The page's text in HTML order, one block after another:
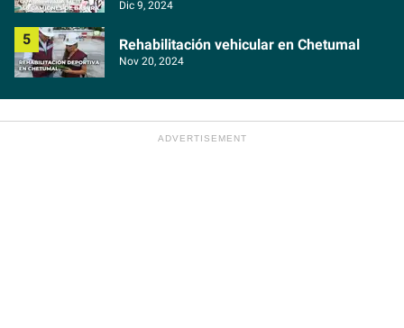
Dic 9, 2024
Rehabilitación vehicular en Chetumal
Nov 20, 2024